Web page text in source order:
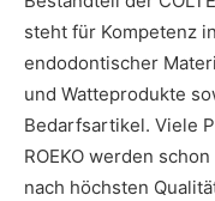
steht für Kompetenz
endodontischer
und Watteprodukte
Bedarfsartikel. Viele
ROEKO werden
nach höchsten